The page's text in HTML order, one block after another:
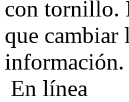
con tornillo.
que cambiar
información.
En línea